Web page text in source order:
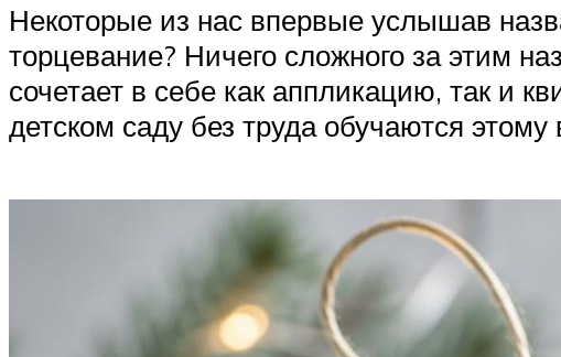
Некоторые из нас впервые услышав
торцевание? Ничего сложного за этим
сочетает в себе как аппликацию, так и
детском саду без труда обучаются этому